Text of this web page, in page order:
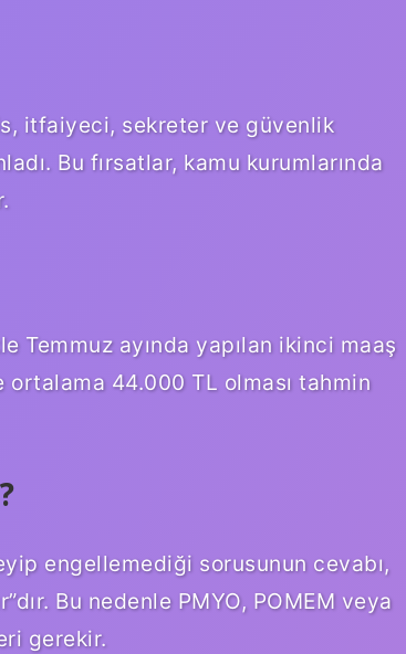
itfaiyeci, sekreter ve güvenlik
Bu fırsatlar, kamu kurumlarında
Temmuz ayında yapılan ikinci maaş
ortalama 44.000 TL olması tahmin
engellemediği sorusunun cevabı,
Bu nedenle PMYO, POMEM veya
gerekir.